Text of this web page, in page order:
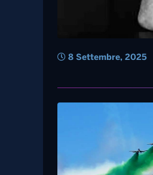
8 Settembre, 2025